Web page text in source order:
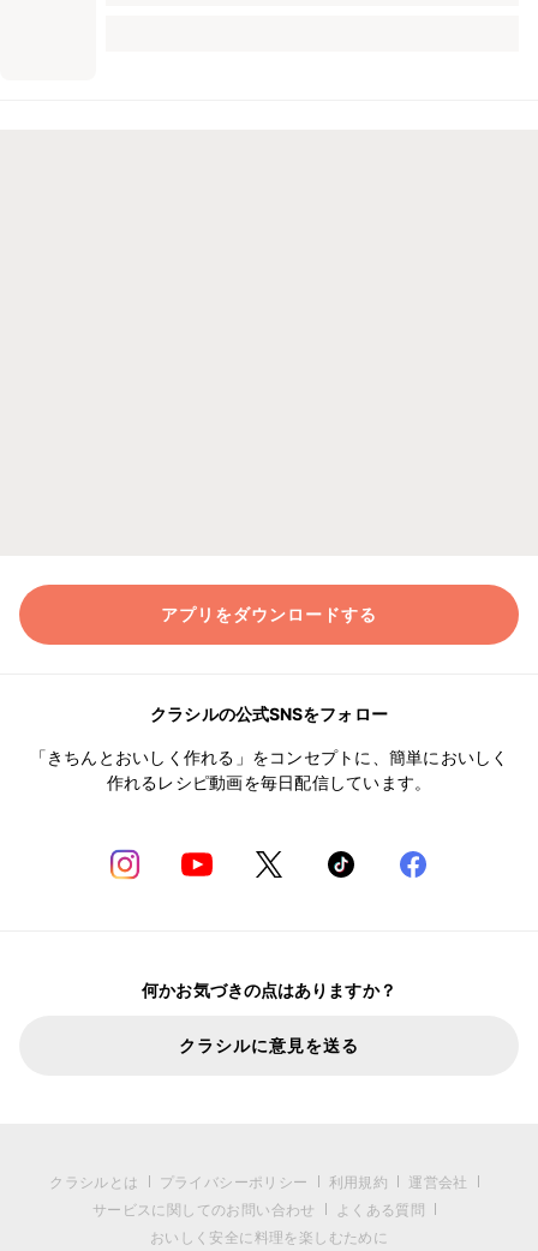
アプリをダウンロードする
クラシルの公式SNSをフォロー
「きちんとおいしく作れる」をコンセプトに、簡単においしく
作れるレシピ動画を毎日配信しています。
何かお気づきの点はありますか？
クラシルに意見を送る
クラシルとは プライバシーポリシー 利用規約
運営会社
サービスに関してのお問い合わせ
よくある質問
おいしく安全に料理を楽しむために